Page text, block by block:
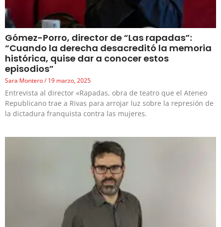
Gómez-Porro, director de “Las rapadas”:
“Cuando la derecha desacreditó la memoria
histórica, quise dar a conocer estos
episodios”
Sara Montero 19 marzo, 2025
Entrevista al director «Rapadas, obra de teatro que el Ateneo
Republicano trae a Rivas para arrojar luz sobre la represión de
la dictadura franquista contra las mujeres.